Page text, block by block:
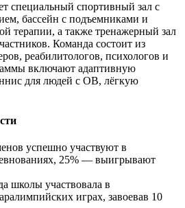
специальный спортивный зал с
бассейн с подъемниками и
терапии, а также тренажерный зал
Команда состоит из
реабилитологов, психологов и
включают адаптивную
для людей с ОВ, лёгкую
успешно участвуют в
25% — выигрывают
школы участвовала в
играх, завоевав 10